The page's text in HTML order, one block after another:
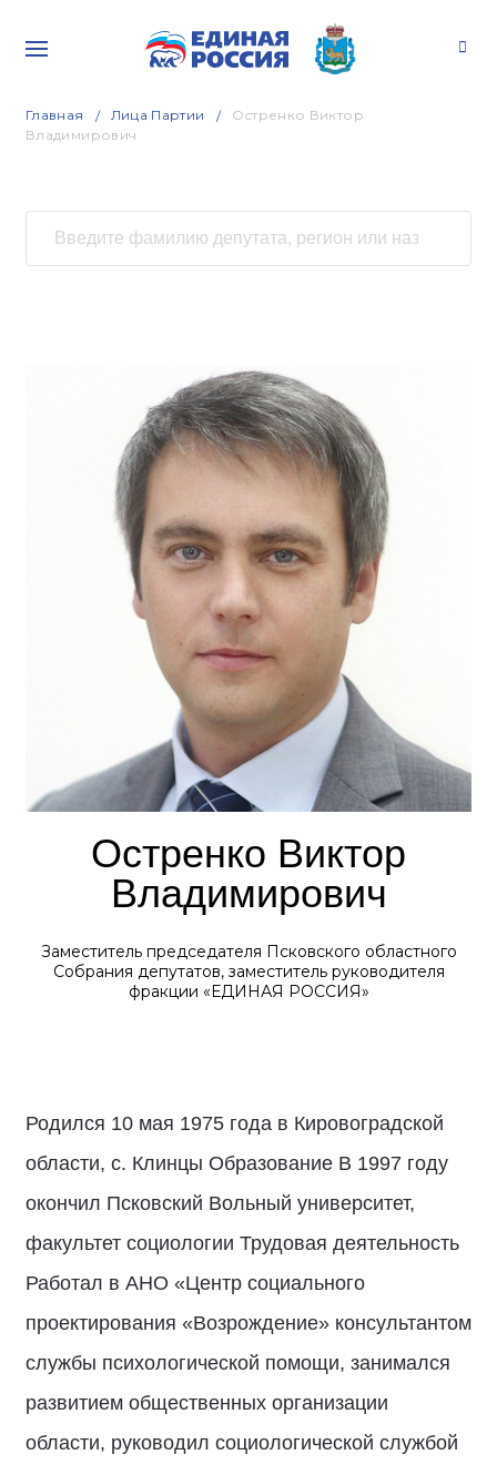
Главная Лица Партии
Остренко Виктор
Владимирович
Остренко Виктор
Владимирович
Заместитель председателя Псковского областного
Собрания депутатов, заместитель руководителя
фракции «ЕДИНАЯ РОССИЯ»
Родился 10 мая 1975 года в Кировоградской
области, с. Клинцы Образование В 1997 году
окончил Псковский Вольный университет,
факультет социологии Трудовая деятельность
Работал в АНО «Центр социального
проектирования «Возрождение» консультантом
службы психологической помощи, занимался
развитием общественных организации
области, руководил социологической службой